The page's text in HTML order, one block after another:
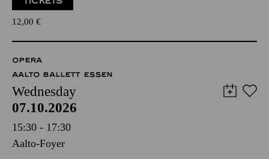
12,00 €
OPERA
AALTO BALLETT ESSEN
Wednesday
07.10.2026
15:30 - 17:30
Aalto-Foyer